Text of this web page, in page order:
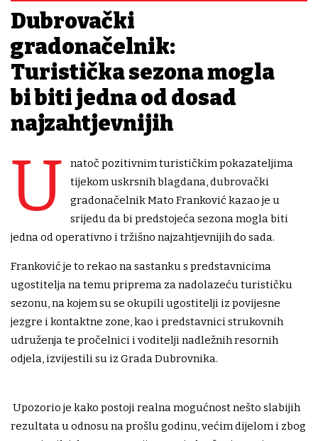
Dubrovački
gradonačelnik:
Turistička sezona mogla
bi biti jedna od dosad
najzahtjevnijih
U
natoč pozitivnim turističkim pokazateljima
tijekom uskrsnih blagdana, dubrovački
gradonačelnik Mato Franković kazao je u
srijedu da bi predstojeća sezona mogla biti
jedna od operativno i tržišno najzahtjevnijih do sada.
Franković je to rekao na sastanku s predstavnicima
ugostitelja na temu priprema za nadolazeću turističku
sezonu, na kojem su se okupili ugostitelji iz povijesne
jezgre i kontaktne zone, kao i predstavnici strukovnih
udruženja te pročelnici i voditelji nadležnih resornih
odjela, izvijestili su iz Grada Dubrovnika.
Upozorio je kako postoji realna mogućnost nešto slabijih
rezultata u odnosu na prošlu godinu, većim dijelom i zbog